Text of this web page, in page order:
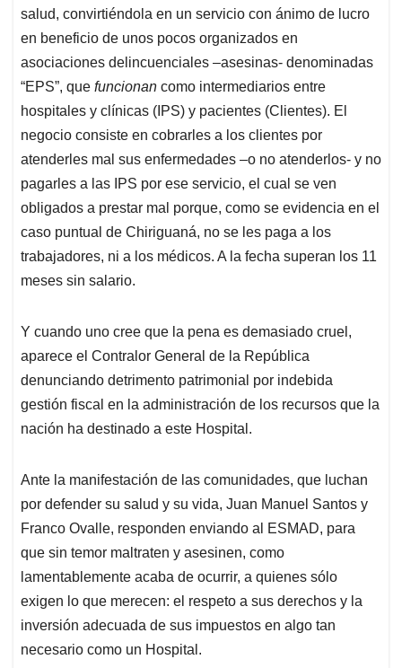
salud, convirtiéndola en un servicio con ánimo de lucro
en beneficio de unos pocos organizados en
asociaciones delincuenciales –asesinas- denominadas
“EPS”, que funcionan como intermediarios entre
hospitales y clínicas (IPS) y pacientes (Clientes). El
negocio consiste en cobrarles a los clientes por
atenderles mal sus enfermedades –o no atenderlos- y no
pagarles a las IPS por ese servicio, el cual se ven
obligados a prestar mal porque, como se evidencia en el
caso puntual de Chiriguaná, no se les paga a los
trabajadores, ni a los médicos. A la fecha superan los 11
meses sin salario.
Y cuando uno cree que la pena es demasiado cruel,
aparece el Contralor General de la República
denunciando detrimento patrimonial por indebida
gestión fiscal en la administración de los recursos que la
nación ha destinado a este Hospital.
Ante la manifestación de las comunidades, que luchan
por defender su salud y su vida, Juan Manuel Santos y
Franco Ovalle, responden enviando al ESMAD, para
que sin temor maltraten y asesinen, como
lamentablemente acaba de ocurrir, a quienes sólo
exigen lo que merecen: el respeto a sus derechos y la
inversión adecuada de sus impuestos en algo tan
necesario como un Hospital.